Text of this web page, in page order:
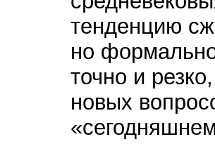
тенденцию
но
точно и
новых